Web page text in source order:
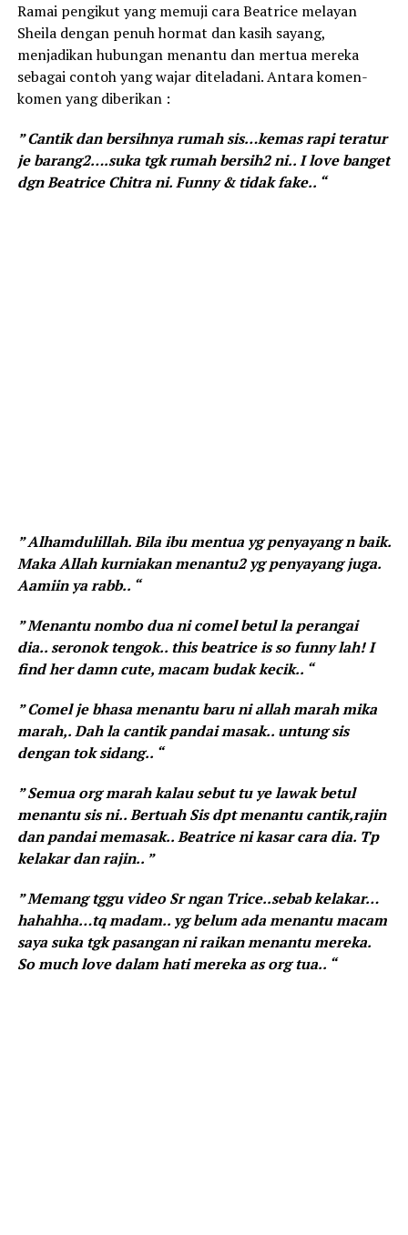
Ramai pengikut yang memuji cara Beatrice melayan
Sheila dengan penuh hormat dan kasih sayang,
menjadikan hubungan menantu dan mertua mereka
sebagai contoh yang wajar diteladani. Antara komen-
komen yang diberikan :
” Cantik dan bersihnya rumah sis…kemas rapi teratur
je barang2….suka tgk rumah bersih2 ni.. I love banget
dgn Beatrice Chitra ni. Funny & tidak fake.. “
” Alhamdulillah. Bila ibu mentua yg penyayang n baik.
Maka Allah kurniakan menantu2 yg penyayang juga.
Aamiin ya rabb.. “
” Menantu nombo dua ni comel betul la perangai
dia.. seronok tengok.. this beatrice is so funny lah! I
find her damn cute, macam budak kecik.. “
” Comel je bhasa menantu baru ni allah marah mika
marah,. Dah la cantik pandai masak.. untung sis
dengan tok sidang.. “
” Semua org marah kalau sebut tu ye lawak betul
menantu sis ni.. Bertuah Sis dpt menantu cantik,rajin
dan pandai memasak.. Beatrice ni kasar cara dia. Tp
kelakar dan rajin.. ”
” Memang tggu video Sr ngan Trice..sebab kelakar…
hahahha…tq madam.. yg belum ada menantu macam
saya suka tgk pasangan ni raikan menantu mereka.
So much love dalam hati mereka as org tua.. “